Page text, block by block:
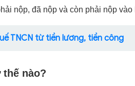
nộp, đã nộp và còn phải nộp
TNCN từ tiền lương, tiền công
thế nào?